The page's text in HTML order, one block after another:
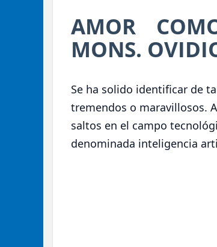
AMOR
MONS.
Se ha solido identificar de
tremendos o maravillosos.
saltos en el campo
denominada inteligencia